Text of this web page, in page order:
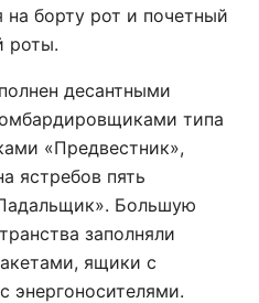
борту рот и почетный
роты.
десантными
типа
«Предвестник»,
ястребов пять
Большую
заполняли
ящики с
энергоносителями.